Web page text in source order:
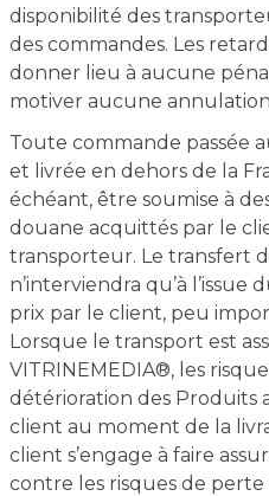
disponibilité des
des commandes. Les
donner lieu à aucune
motiver aucune
Toute commande passée
et livrée en dehors de la
échéant, être soumise à
douane acquittés par le
transporteur. Le transfert
n’interviendra qu’à
prix par le client, peu
Lorsque le transport est
VITRINEMEDIA®, les
détérioration des Produits
client au moment de la
client s’engage à faire
contre les risques de